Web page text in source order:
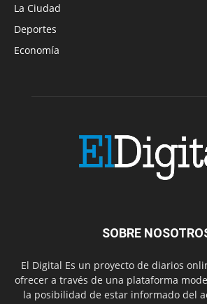
La Ciudad
Deportes
Economía
SOBRE
El Digital Es un proyecto de diarios
ofrecer a través de una plataforma
la posibilidad de estar informado del